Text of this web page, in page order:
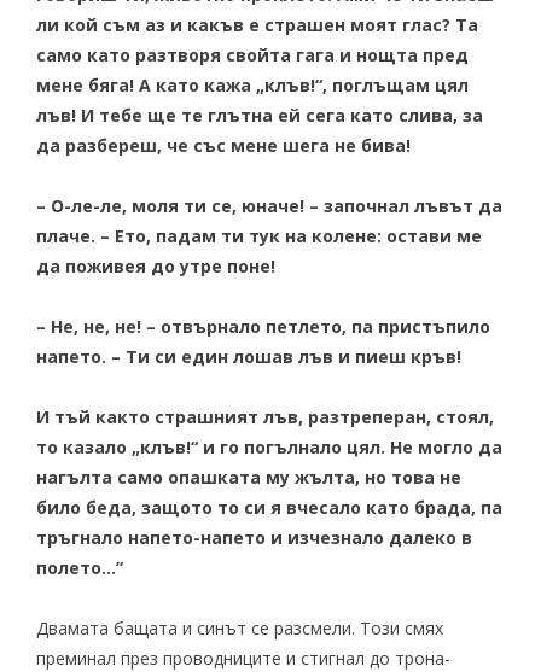
ли кой съм аз и какъв е страшен моят глас? Та
само като разтворя свойта гага и нощта пред
мене бяга! А като кажа „клъв!“, поглъщам цял
лъв! И тебе ще те глътна ей сега като слива, за
да разбереш, че със мене шега не бива!
– О-ле-ле, моля ти се, юначе! – започнал лъвът да
плаче. – Ето, падам ти тук на колене: остави ме
да поживея до утре поне!
– Не, не, не! – отвърнало петлето, па пристъпило
напето. – Ти си един лошав лъв и пиеш кръв!
И тъй както страшният лъв, разтреперан, стоял,
то казало „клъв!“ и го погълнало цял. Не могло да
нагълта само опашката му жълта, но това не
било беда, защото то си я вчесало като брада, па
тръгнало напето-напето и изчезнало далеко в
полето…”
Двамата бащата и синът се разсмели. Този смях
преминал през проводниците и стигнал до трона-